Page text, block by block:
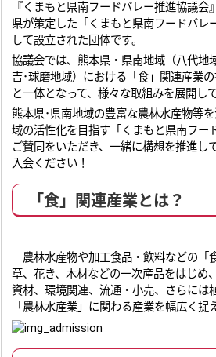
『くまもと県南フードバレー推進協議
県が策定した「くまもと県南フードバレ
して設立された団体です。
協議会では、熊本県・県南地域（八代地
吉･球磨地域）における「食」関連産業
と一体となって、様々な取組みを展開し
熊本県･県南地域の豊富な農林水産物等
域の活性化を目指す「くまもと県南フー
ご賛同をいただき、一緒に構想を推進し
入会ください！
「食」関連産業とは？
農林水産物や加工食品・飲料などの「
草、花き、木材などの一次産品をはじめ
資材、環境関連、流通・小売、さらには
「農林水産業」に関わる産業を幅広く捉